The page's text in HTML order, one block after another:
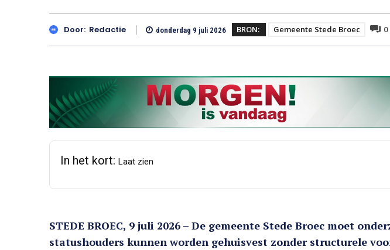
Door: Redactie donderdag 9 juli 2026 BRON: Gemeente Stede Broec 0
In het kort: Laat zien
STEDE BROEC, 9 juli 2026 – De gemeente Stede Broec moet
statushouders kunnen worden gehuisvest zonder structurele